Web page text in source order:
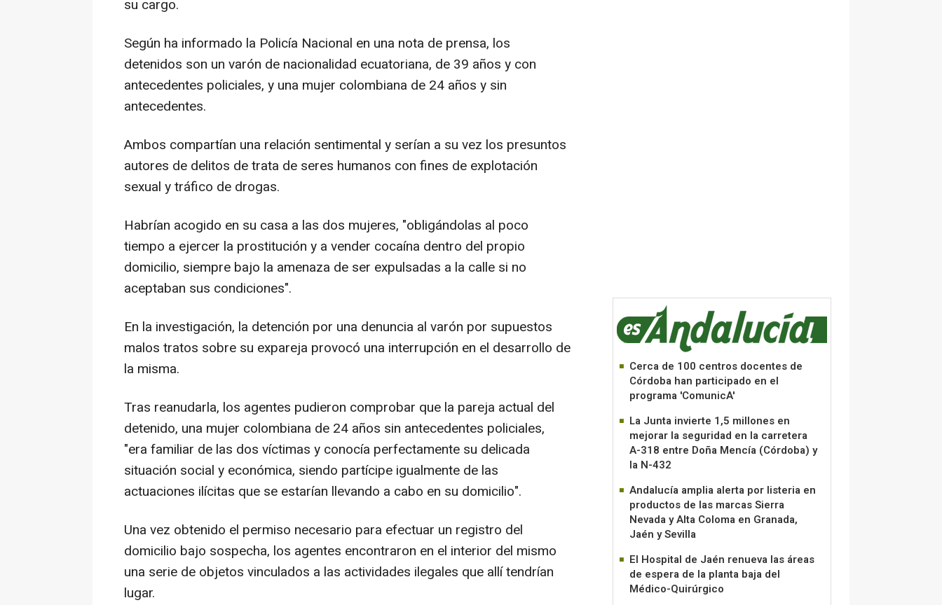
su cargo.
Según ha informado la Policía Nacional en una nota de prensa, los
detenidos son un varón de nacionalidad ecuatoriana, de 39 años y con
antecedentes policiales, y una mujer colombiana de 24 años y sin
antecedentes.
Ambos compartían una relación sentimental y serían a su vez los presuntos
autores de delitos de trata de seres humanos con fines de explotación
sexual y tráfico de drogas.
Habrían acogido en su casa a las dos mujeres, "obligándolas al poco
tiempo a ejercer la prostitución y a vender cocaína dentro del propio
domicilio, siempre bajo la amenaza de ser expulsadas a la calle si no
aceptaban sus condiciones".
En la investigación, la detención por una denuncia al varón por supuestos
malos tratos sobre su expareja provocó una interrupción en el desarrollo de
la misma.
Tras reanudarla, los agentes pudieron comprobar que la pareja actual del
detenido, una mujer colombiana de 24 años sin antecedentes policiales,
"era familiar de las dos víctimas y conocía perfectamente su delicada
situación social y económica, siendo partícipe igualmente de las
actuaciones ilícitas que se estarían llevando a cabo en su domicilio".
Una vez obtenido el permiso necesario para efectuar un registro del
domicilio bajo sospecha, los agentes encontraron en el interior del mismo
una serie de objetos vinculados a las actividades ilegales que allí tendrían
lugar.
Cerca de 100 centros docentes de
Córdoba han participado en el
programa 'ComunicA'
La Junta invierte 1,5 millones en
mejorar la seguridad en la carretera
A-318 entre Doña Mencía (Córdoba) y
la N-432
Andalucía amplia alerta por listeria en
productos de las marcas Sierra
Nevada y Alta Coloma en Granada,
Jaén y Sevilla
El Hospital de Jaén renueva las áreas
de espera de la planta baja del
Médico-Quirúrgico